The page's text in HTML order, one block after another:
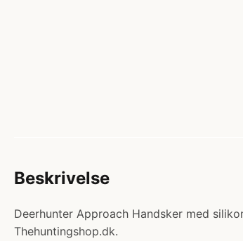
Beskrivelse
Deerhunter Approach Handsker med
Thehuntingshop.dk.